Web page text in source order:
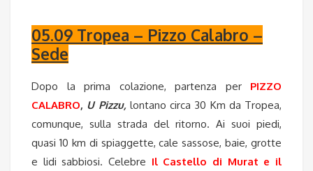
05.09 Tropea – Pizzo Calabro –
Sede
Dopo la prima colazione, partenza per PIZZO
CALABRO, U Pizzu,lontano circa 30 Km da Tropea,
comunque, sulla strada del ritorno. Ai suoi piedi,
quasi 10 km di spiaggette, cale sassose, baie, grotte
e lidi sabbiosi. Celebre Il Castello di Murat e il